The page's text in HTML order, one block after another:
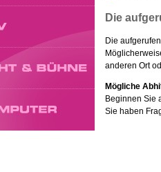
Die
Die
anderen Ort
Mögliche
Beginnen Sie
Sie haben